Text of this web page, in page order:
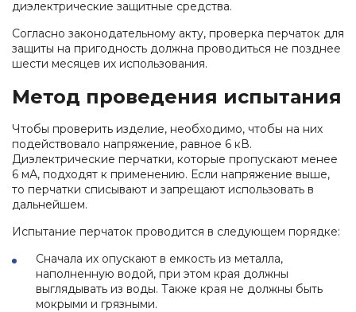
диэлектрические защитные средства.
Согласно законодательному акту, проверка перчаток для
защиты на пригодность должна проводиться не позднее
шести месяцев их использования.
Метод проведения испытания
Чтобы проверить изделие, необходимо, чтобы на них
подействовало напряжение, равное 6 кВ.
Диэлектрические перчатки, которые пропускают менее
6 мА, подходят к применению. Если напряжение выше,
то перчатки списывают и запрещают использовать в
дальнейшем.
Испытание перчаток проводится в следующем порядке:
Сначала их опускают в емкость из металла,
наполненную водой, при этом края должны
выглядывать из воды. Также края не должны быть
мокрыми и грязными.